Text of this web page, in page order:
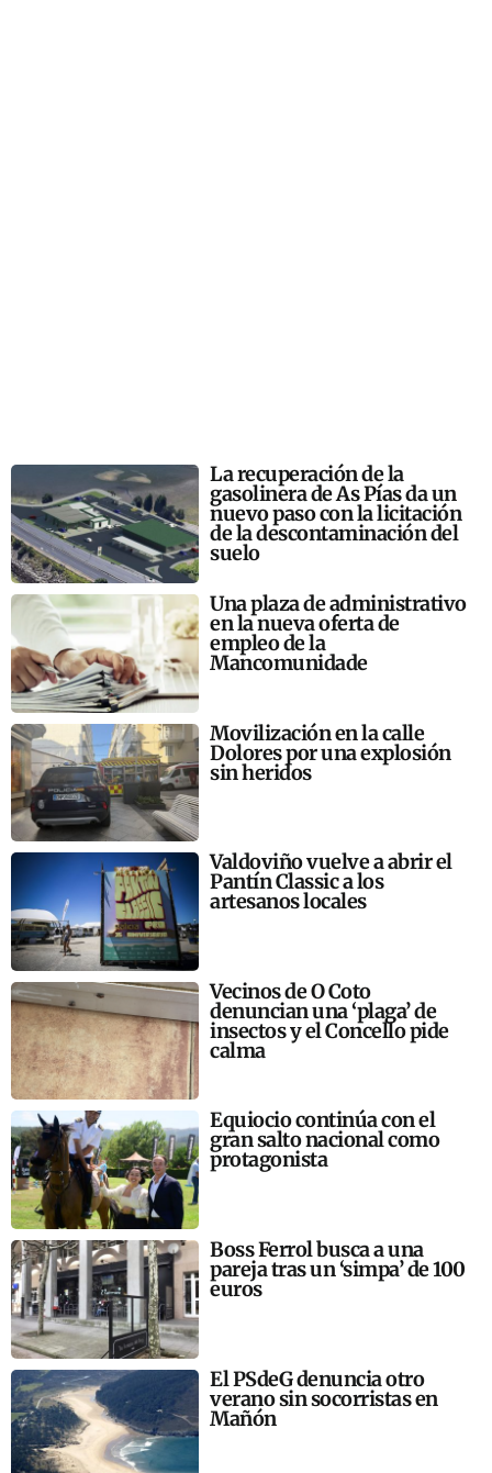
La recuperación de la
gasolinera de As Pías da un
nuevo paso con la licitación
de la descontaminación del
suelo
Una plaza de administrativo
en la nueva oferta de
empleo de la
Mancomunidade
Movilización en la calle
Dolores por una explosión
sin heridos
Valdoviño vuelve a abrir el
Pantín Classic a los
artesanos locales
Vecinos de O Coto
denuncian una ‘plaga’ de
insectos y el Concello pide
calma
Equiocio continúa con el
gran salto nacional como
protagonista
Boss Ferrol busca a una
pareja tras un ‘simpa’ de 100
euros
El PSdeG denuncia otro
verano sin socorristas en
Mañón